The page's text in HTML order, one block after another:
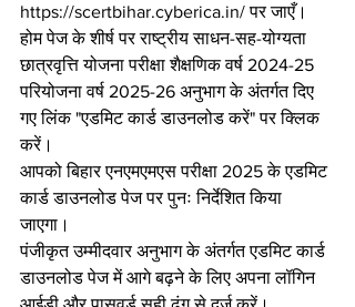
https://scertbihar.cyberica.in/ पर जाएँ।
होम पेज के शीर्ष पर राष्ट्रीय साधन-सह-योग्यता
छात्रवृत्ति योजना परीक्षा शैक्षणिक वर्ष 2024-25
परियोजना वर्ष 2025-26 अनुभाग के अंतर्गत दिए
गए लिंक "एडमिट कार्ड डाउनलोड करें" पर क्लिक
करें।
आपको बिहार एनएमएमएस परीक्षा 2025 के एडमिट
कार्ड डाउनलोड पेज पर पुनः निर्देशित किया
जाएगा।
पंजीकृत उम्मीदवार अनुभाग के अंतर्गत एडमिट कार्ड
डाउनलोड पेज में आगे बढ़ने के लिए अपना लॉगिन